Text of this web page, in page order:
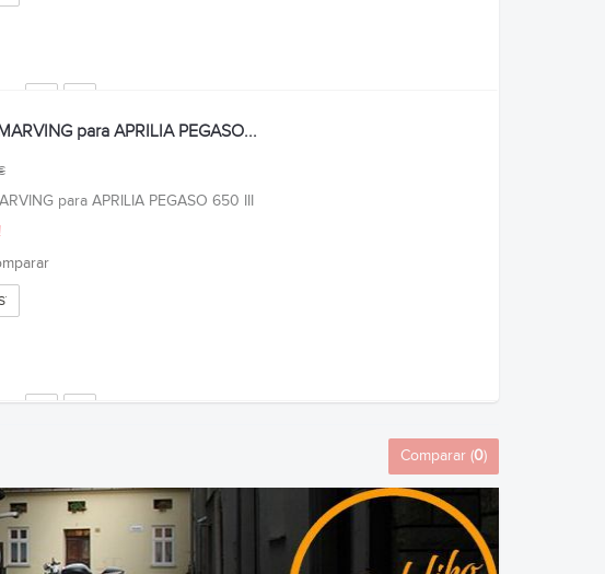
para APRILIA PEGASO...
para APRILIA PEGASO 650 III
Comparar (0)